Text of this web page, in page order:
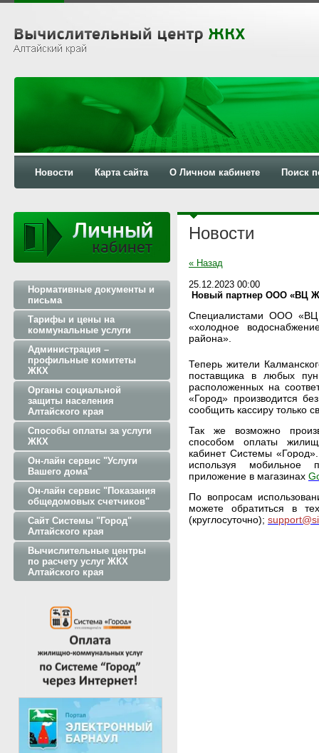
Новости Карта сайта О Личном кабинете Поиск
Нормативные документы и
письма
Тарифы и цены на
коммунальные услуги
Администрация –
профильные комитеты
ЖКХ
Органы социальной
защиты населения
Алтайского края
Способы оплаты за услуги
ЖКХ
Он-лайн сервис "Услуги
Вашего дома"
Он-лайн сервис "Показания
общедомовых счетчиков"
Сайт Системы "Город"
Алтайского края
Вычислительные центры
по расчету услуг ЖКХ
Алтайского края
Новости
« Назад
25.12.2023 00:00
Новый партнер ООО «ВЦ
Специалистами ООО «ВЦ
«холодное
района».
Теперь жители
поставщика в любых
расположенных на
«Город» производится
сообщить кассиру только
Так же возможно
способом оплаты
кабинет Системы
используя мобильное
приложение в магазинах
По вопросам
можете обратиться в
(круглосуточно);